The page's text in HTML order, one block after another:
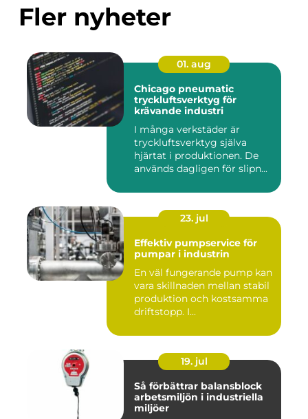
Fler nyheter
01. aug
Chicago pneumatic
tryckluftsverktyg för
krävande industri
I många verkstäder är
tryckluftsverktyg själva
hjärtat i produktionen. De
används dagligen för slipn...
23. jul
Effektiv pumpservice för
pumpar i industrin
En väl fungerande pump kan
vara skillnaden mellan stabil
produktion och kostsamma
driftstopp. I...
19. jul
Så förbättrar balansblock
arbetsmiljön i industriella
miljöer